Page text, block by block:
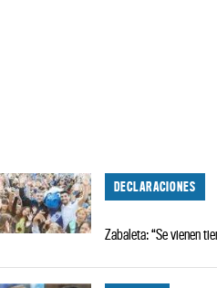
DECLARACIONES
Zabaleta: “Se vienen